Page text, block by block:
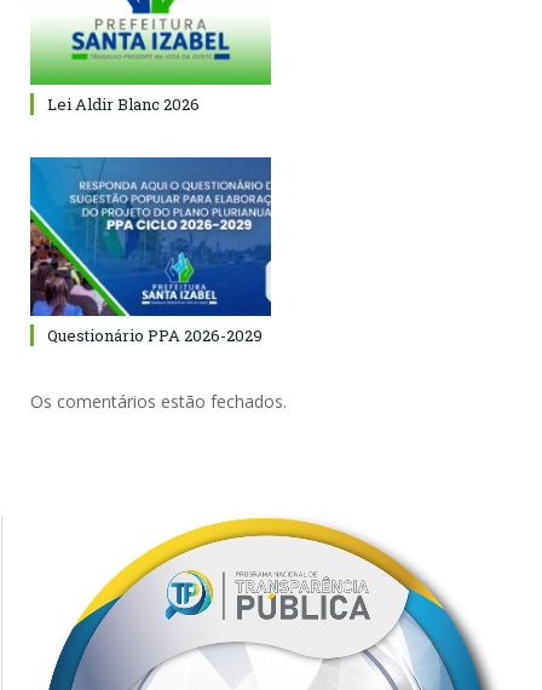
Lei Aldir Blanc 2026
Questionário PPA 2026-2029
Os comentários estão fechados.